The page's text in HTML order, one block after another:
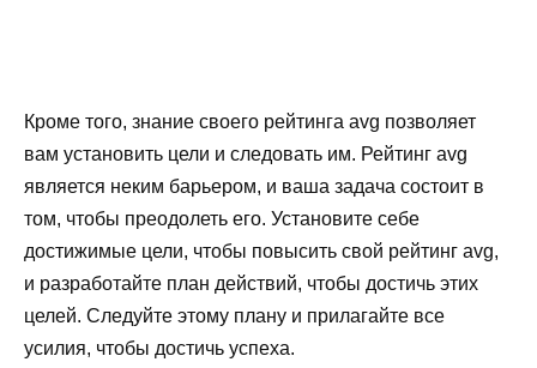
Кроме того, знание своего рейтинга avg позволяет
вам установить цели и следовать им. Рейтинг avg
является неким барьером, и ваша задача состоит в
том, чтобы преодолеть его. Установите себе
достижимые цели, чтобы повысить свой рейтинг avg,
и разработайте план действий, чтобы достичь этих
целей. Следуйте этому плану и прилагайте все
усилия, чтобы достичь успеха.